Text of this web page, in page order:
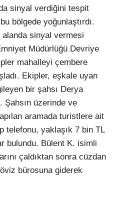
sinyal verdiğini tespit
bölgede yoğunlaştırdı.
alanda sinyal vermesi
Müdürlüğü Devriye
mahalleyi çembere
Ekipler, eşkale uyan
bir şahsı Derya
Şahsın üzerinde ve
aramada turistlere ait
telefonu, yaklaşık 7 bin TL
bulundu. Bülent K. isimli
çaldıktan sonra cüzdan
bürosuna giderek